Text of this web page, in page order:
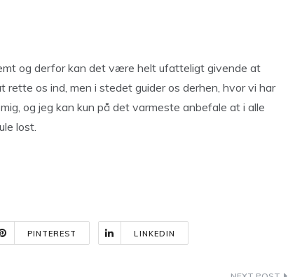
og derfor kan det være helt ufatteligt givende at
os ind, men i stedet guider os derhen, hvor vi har
og jeg kan kun på det varmeste anbefale at i alle
lost.
PINTEREST LINKEDIN